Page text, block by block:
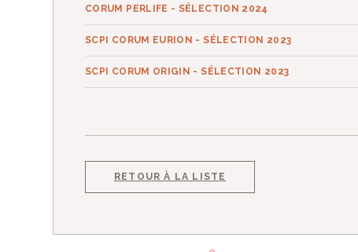
CORUM PERLIFE - SÉLECTION 2024
SCPI CORUM EURION - SÉLECTION 2023
SCPI CORUM ORIGIN - SÉLECTION 2023
RETOUR À LA LISTE